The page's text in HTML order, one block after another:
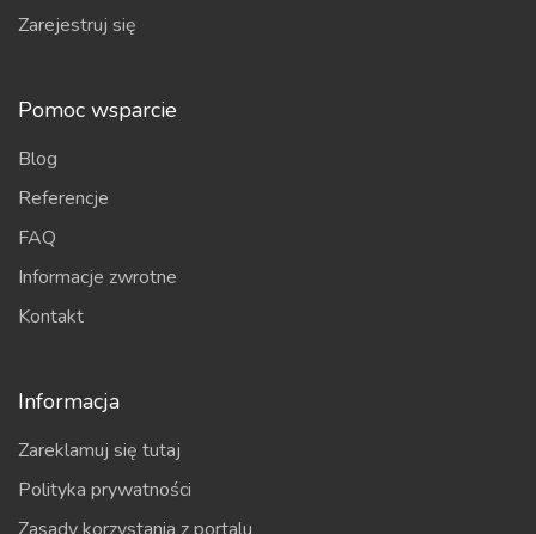
Zarejestruj się
Pomoc wsparcie
Blog
Referencje
FAQ
Informacje zwrotne
Kontakt
Informacja
Zareklamuj się tutaj
Polityka prywatności